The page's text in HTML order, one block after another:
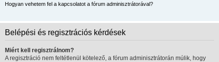
Hogyan vehetem fel a kapcsolatot a fórum adminisztrátorával?
Belépési és regisztrációs kérdések
Miért kell regisztrálnom?
A regisztráció nem feltétlenül kötelező, a fórum adminisztrátorán múlik, hogy